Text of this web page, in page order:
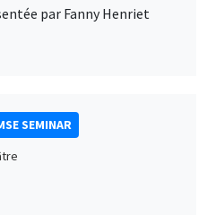
Inequality: Evidence from